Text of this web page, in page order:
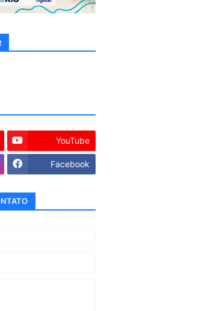
YouTube
Facebook